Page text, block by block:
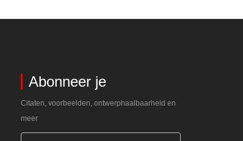
Abonneer je
Citaten, voorbeelden, ontwerphaalbaarheid en
meer